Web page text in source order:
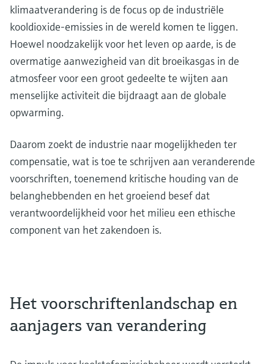
klimaatverandering is de focus op de industriële
kooldioxide-emissies in de wereld komen te liggen.
Hoewel noodzakelijk voor het leven op aarde, is de
overmatige aanwezigheid van dit broeikasgas in de
atmosfeer voor een groot gedeelte te wijten aan
menselijke activiteit die bijdraagt aan de globale
opwarming.
Daarom zoekt de industrie naar mogelijkheden ter
compensatie, wat is toe te schrijven aan veranderende
voorschriften, toenemend kritische houding van de
belanghebbenden en het groeiend besef dat
verantwoordelijkheid voor het milieu een ethische
component van het zakendoen is.
Het voorschriftenlandschap en
aanjagers van verandering